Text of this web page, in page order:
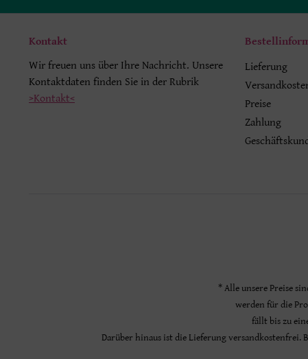
Kontakt
Wir freuen uns über Ihre Nachricht. Unsere
Kontaktdaten finden Sie in der Rubrik
>Kontakt<
Lieferung
Preise
Zahlung
* Alle unsere Preise
werden für die
fällt bis zu
Darüber hinaus ist die Lieferung versandkostenfrei.